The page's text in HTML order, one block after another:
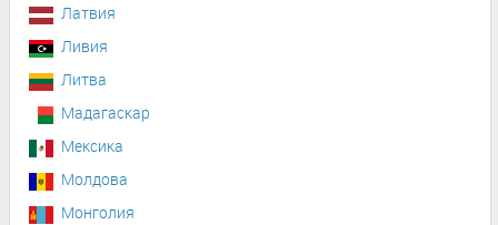
Латвия
Ливия
Литва
Мадагаскар
Мексика
Молдова
Монголия